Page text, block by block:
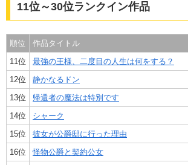
11位～30位ランクイン作品
順位 作品タイトル
11位
最強の王様、二度目の人生は何をする？
12位
静かなるドン
13位
帰還者の魔法は特別です
14位
シャーク
15位
彼女が公爵邸に行った理由
16位
怪物公爵と契約公女